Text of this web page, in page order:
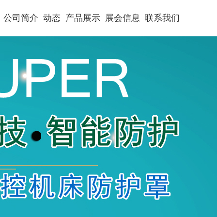
公司简介 动态 产品展示 展会信息 联系我们